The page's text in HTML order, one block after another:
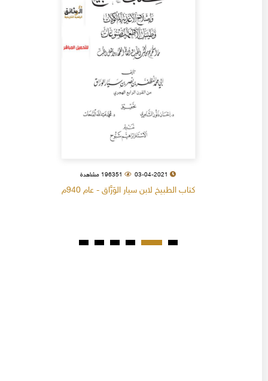
03-04-2021 196351 مشاهدة
كتاب الطبيخ لابن سيار الوَرَّاق - عام 940م